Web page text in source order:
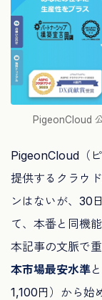
PigeonCloud
PigeonCloud（
提供するクラウ
ンはないが、30
て、本番と同機
本記事の文脈で重
本市場最安水準
1,100円）から始